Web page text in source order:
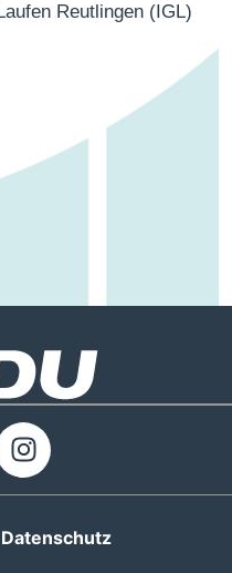
Reutlingen (IGL)
Datenschutz